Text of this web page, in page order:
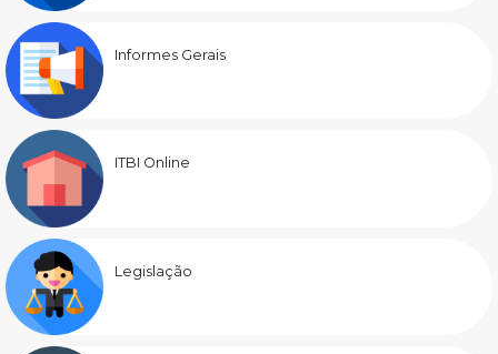
Informes Gerais
ITBI Online
Legislação